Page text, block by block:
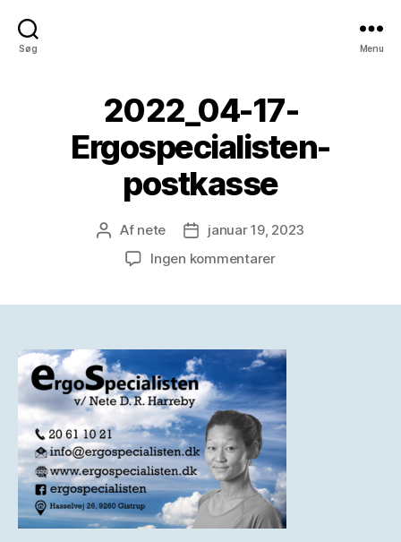
Søg Menu
2022_04-17-
Ergospecialisten-
postkasse
Indlægsforfatter
Af nete Indlægsdato
januar 19, 2023
Ingen kommentarertil